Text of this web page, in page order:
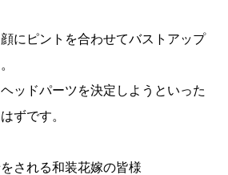
にピントを合わせてバストアップ
ッドパーツを決定しようといった
ずです。
される和装花嫁の皆様